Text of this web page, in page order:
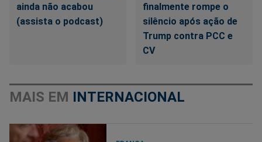
ainda não acabou
(assista o podcast)
finalmente rompe o
silêncio após ação de
Trump contra PCC e
CV
MAIS EM INTERNACIONAL